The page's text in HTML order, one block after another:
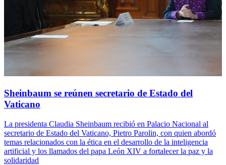
Sheinbaum se reúnen secretario de Estado del
Vaticano
La presidenta Claudia Sheinbaum recibió en Palacio Nacional al
secretario de Estado del Vaticano, Pietro Parolin, con quien abordó
temas relacionados con la ética en el desarrollo de la inteligencia
artificial y los llamados del papa León XIV a fortalecer la paz y la
solidaridad